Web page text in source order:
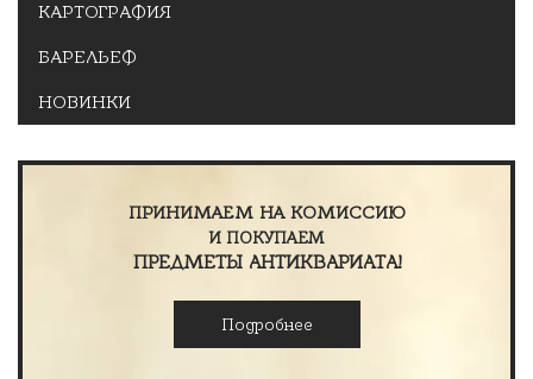
КАРТОГРАФИЯ
БАРЕЛЬЕФ
НОВИНКИ
ПРИНИМАЕМ НА КОМИССИЮ
И ПОКУПАЕМ
ПРЕДМЕТЫ АНТИКВАРИАТА!
Подробнее